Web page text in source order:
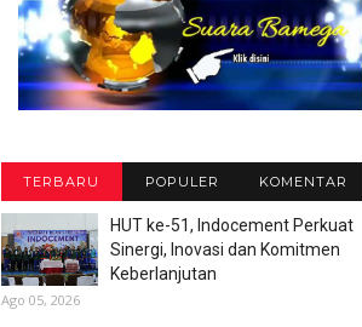
TERBARU POPULER KOMENTAR
HUT ke-51, Indocement Perkuat
Sinergi, Inovasi dan Komitmen
Keberlanjutan
Ago 05, 2026